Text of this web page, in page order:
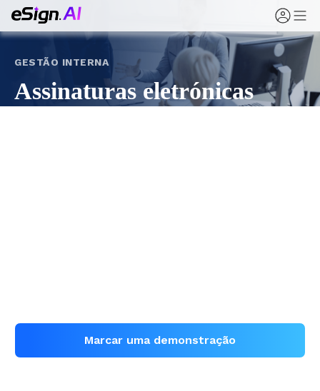
GESTÃO INTERNA
Assinaturas eletrónicas
Marcar uma demonstração